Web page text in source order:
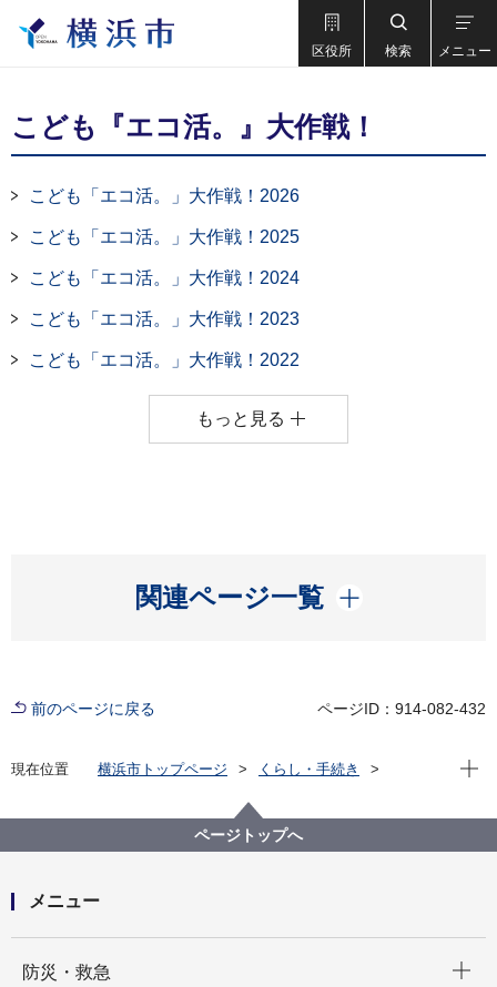
区役所 検索 メニュー
こども『エコ活。』大作戦！
こども「エコ活。」大作戦！2026
こども「エコ活。」大作戦！2025
こども「エコ活。」大作戦！2024
こども「エコ活。」大作戦！2023
こども「エコ活。」大作戦！2022
もっと見る
関連ページ一覧
開く
前のページに戻る ページID：914-082-432
現在位置 横浜市トップページ
くらし・手続き
こども『エコ活。』大作戦！
現在
ページトップへ
メニュー
防災・救急